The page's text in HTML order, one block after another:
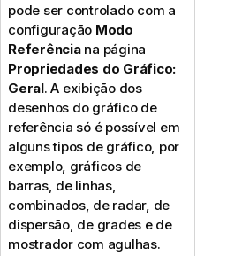
pode ser controlado com a
configuração Modo
Referênciana página
Propriedades do Gráfico:
Geral. A exibição dos
desenhos do gráfico de
referência só é possível em
alguns tipos de gráfico, por
exemplo, gráficos de
barras, de linhas,
combinados, de radar, de
dispersão, de grades e de
mostrador com agulhas.